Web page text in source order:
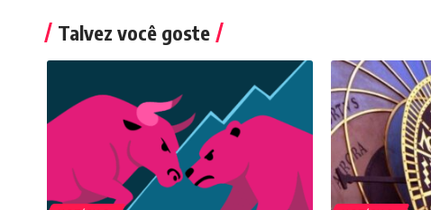
Talvez você goste